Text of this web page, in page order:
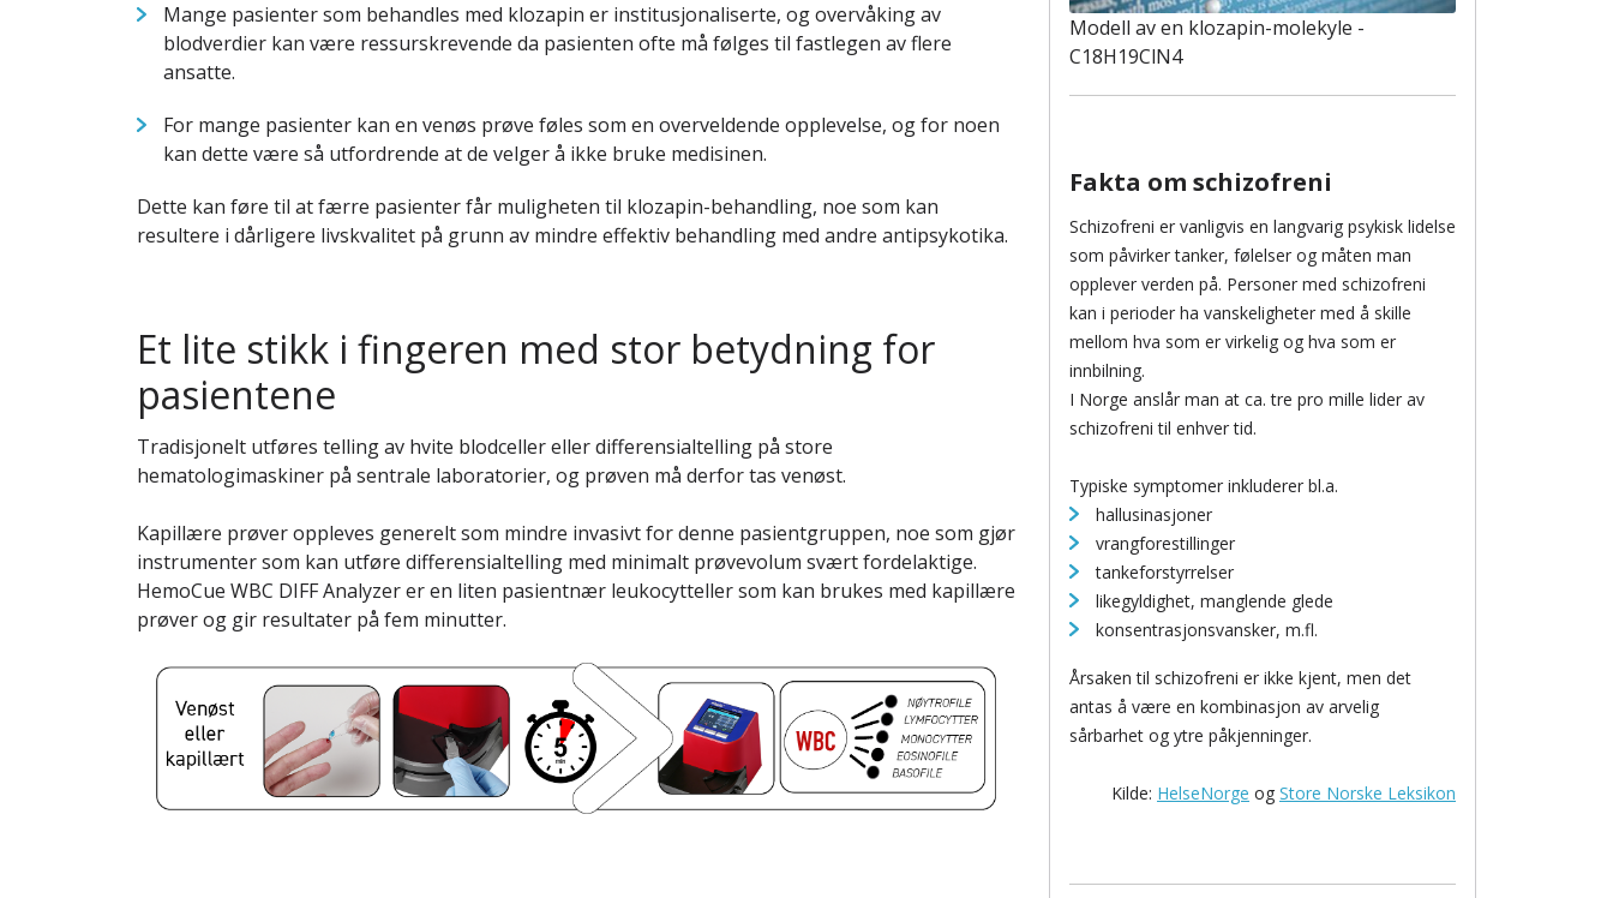
Mange pasienter som behandles med klozapin er institusjonaliserte, og overvåking av
blodverdier kan være ressurskrevende da pasienten ofte må følges til fastlegen av flere
ansatte.
For mange pasienter kan en venøs prøve føles som en overveldende opplevelse, og for noen
kan dette være så utfordrende at de velger å ikke bruke medisinen.
Dette kan føre til at færre pasienter får muligheten til klozapin-behandling, noe som kan
resultere i dårligere livskvalitet på grunn av mindre effektiv behandling med andre antipsykotika.
Et lite stikk i fingeren med stor betydning for
pasientene
Tradisjonelt utføres telling av hvite blodceller eller differensialtelling på store
hematologimaskiner på sentrale laboratorier, og prøven må derfor tas venøst.
Kapillære prøver oppleves generelt som mindre invasivt for denne pasientgruppen, noe som gjør
instrumenter som kan utføre differensialtelling med minimalt prøvevolum svært fordelaktige.
HemoCue WBC DIFF Analyzer er en liten pasientnær leukocytteller som kan brukes med kapillære
prøver og gir resultater på fem minutter.
Modell av en klozapin-molekyle -
C18H19ClN4
Fakta om schizofreni
Schizofreni er vanligvis en langvarig psykisk lidelse
som påvirker tanker, følelser og måten man
opplever verden på. Personer med schizofreni
kan i perioder ha vanskeligheter med å skille
mellom hva som er virkelig og hva som er
innbilning.
I Norge anslår man at ca. tre pro mille lider av
schizofreni til enhver tid.
Typiske symptomer inkluderer bl.a.
hallusinasjoner
vrangforestillinger
tankeforstyrrelser
likegyldighet, manglende glede
konsentrasjonsvansker, m.fl.
Årsaken til schizofreni er ikke kjent, men det
antas å være en kombinasjon av arvelig
sårbarhet og ytre påkjenninger.
Kilde: HelseNorge og Store Norske Leksikon